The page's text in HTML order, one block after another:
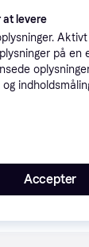
Laveste pris·39
at levere
på en
Accepter